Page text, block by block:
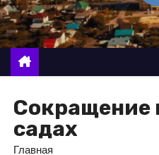
о
м
у
Сокращение
садах
Главная